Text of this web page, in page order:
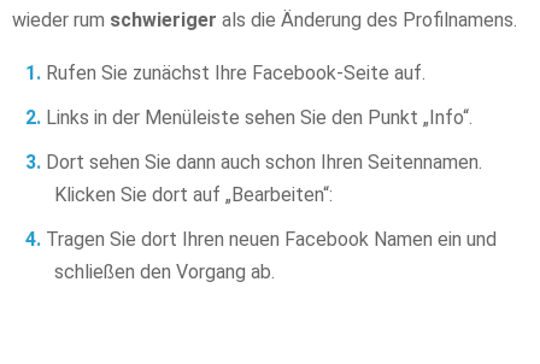
wieder rum schwieriger als die Änderung des Profilnamens.
Rufen Sie zunächst Ihre Facebook-Seite auf.
Links in der Menüleiste sehen Sie den Punkt „Info“.
Dort sehen Sie dann auch schon Ihren Seitennamen.
Klicken Sie dort auf „Bearbeiten“:
Tragen Sie dort Ihren neuen Facebook Namen ein und
schließen den Vorgang ab.